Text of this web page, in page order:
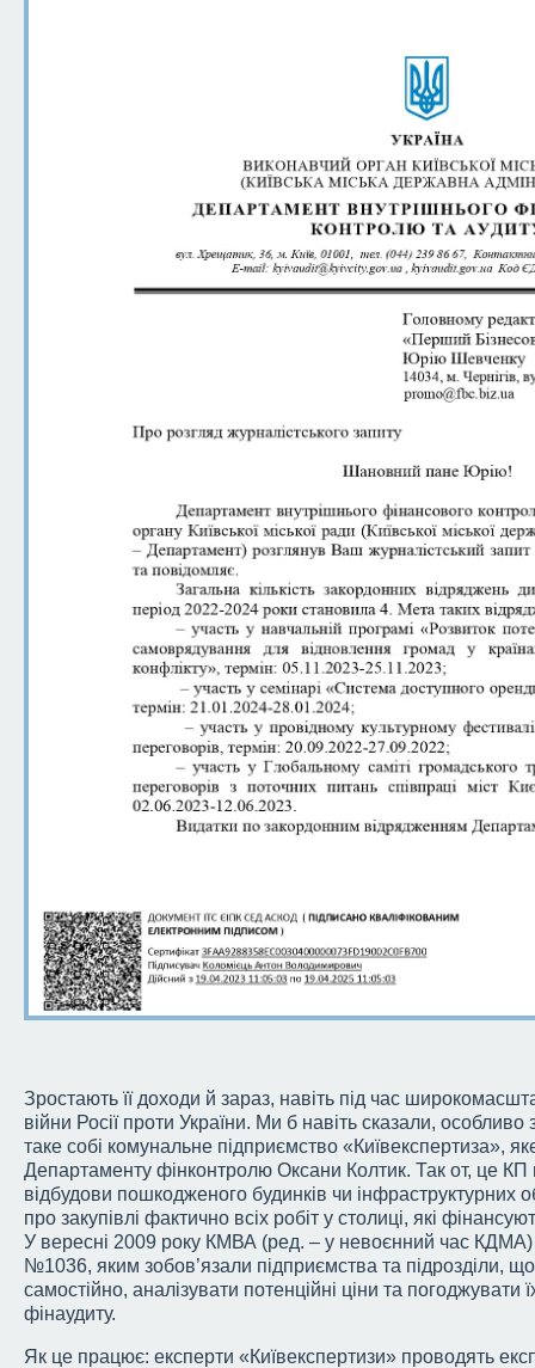
Зростають її доходи й зараз, навіть під час
війни Росії проти України. Ми б навіть сказали, особливо
таке собі комунальне підприємство «Київекспертиза»,
Департаменту фінконтролю Оксани Колтик. Так от, це КП
відбудови пошкодженого будинків чи інфраструктурних
про закупівлі фактично всіх робіт у столиці, які
У вересні 2009 року КМВА (ред. – у невоєнний час
№1036, яким зобов’язали підприємства та підрозділи,
самостійно, аналізувати потенційні ціни та погоджувати
фінаудиту.
Як це працює: експерти «Київекспертизи» проводять